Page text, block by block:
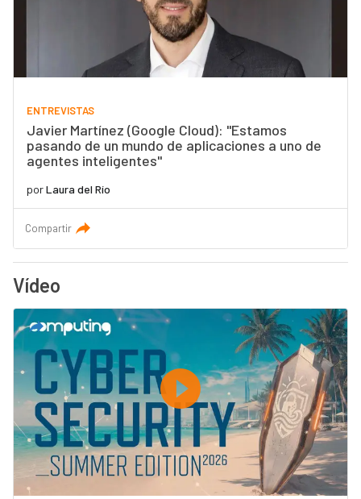
ENTREVISTAS
Javier Martínez (Google Cloud): "Estamos
pasando de un mundo de aplicaciones a uno de
agentes inteligentes"
porLaura del Río
Compartir
Vídeo